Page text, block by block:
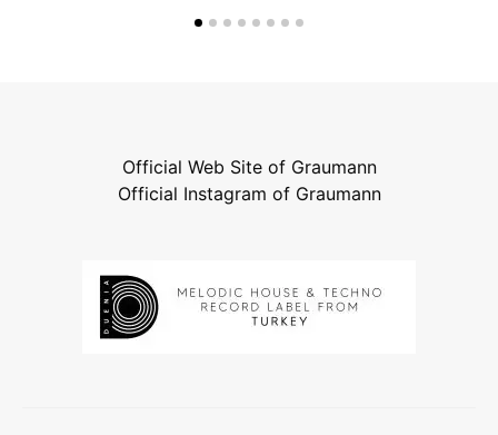
Official Web Site of Graumann
Official Instagram of Graumann